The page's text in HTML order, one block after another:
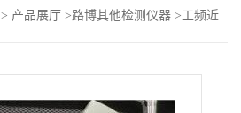
> 产品展厅 >路博其他检测仪器 >工频近